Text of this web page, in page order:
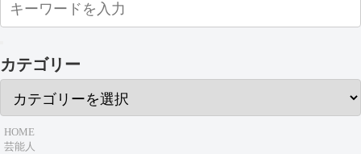
カテゴリー
HOME
芸能人